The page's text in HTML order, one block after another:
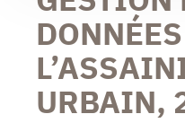
URBAIN,